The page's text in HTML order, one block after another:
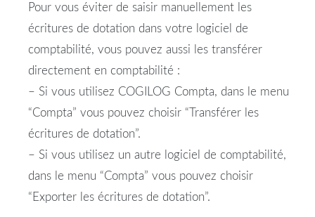
Pour vous éviter de saisir manuellement les
écritures de dotation dans votre logiciel de
comptabilité, vous pouvez aussi les transférer
directement en comptabilité :
– Si vous utilisez COGILOG Compta, dans le menu
“Compta” vous pouvez choisir “Transférer les
écritures de dotation”.
– Si vous utilisez un autre logiciel de comptabilité,
dans le menu “Compta” vous pouvez choisir
“Exporter les écritures de dotation”.